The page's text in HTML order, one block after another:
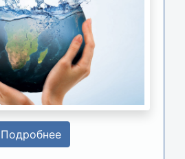
Подробнее